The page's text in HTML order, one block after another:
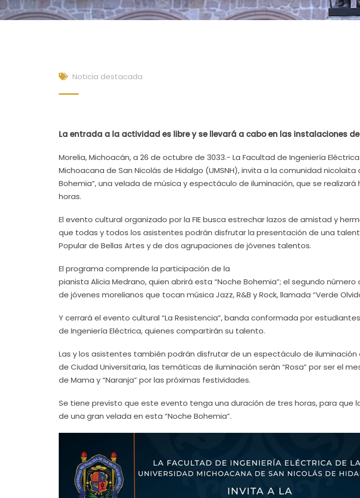
Noticia destacada
La entrada a la actividad es libre y se llevará a cabo en las instalaciones
Morelia, Michoacán, a 26 de octubre de 3033.- La Facultad de Ingeniería Eléctrica
Michoacana de San Nicolás de Hidalgo (UMSNH), invita a la comunidad nicolaita
Bohemia”, una velada de música y espectáculo de iluminación, que se realizará
horas.
El evento cultural organizado por la FIE busca estrechar lazos de amistad y
que todas y todos los asistentes podrán disfrutar la presentación de una
Popular de Bellas Artes y de dos agrupaciones de jóvenes talentos.
El programa comprende la participación de la
pianista Alicia Medrano, quien abrirá esta “Noche Bohemia”; el segundo
de jóvenes morelianos que tocan música Jazz, R&B y Rock, llamada “Verde
Y cerrará el evento cultural “La Resistencia”, banda conformada por
de Ingeniería Eléctrica, quienes compartirán su talento.
Las y los asistentes también podrán disfrutar de un espectáculo de iluminación
de Ciudad Universitaria, las temáticas de iluminación serán “Rosa” por ser el
de Mama y “Naranja” por las próximas festividades.
Se tiene previsto que este evento tenga una duración de tres horas, para que
de una gran velada en esta “Noche Bohemia”.